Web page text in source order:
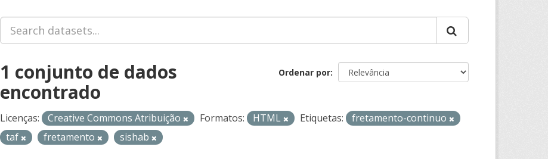
Ordenar por
1 conjunto de dados
encontrado
Licenças: Creative Commons Atribuição Formatos: HTML Etiquetas:
fretamento-continuo
taf
fretamento sishab